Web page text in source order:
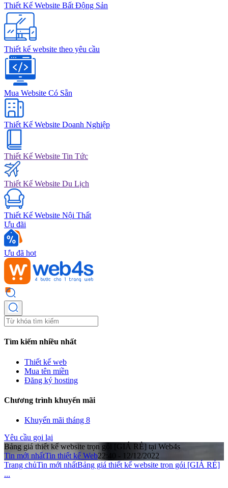
Thiết Kế Website Bất Động Sản
Thiết kế website theo yêu cầu
Mua Website Có Sẵn
Thiết Kế Website Doanh Nghiệp
Thiết Kế Website Tin Tức
Thiết Kế Website Du Lịch
Thiết Kế Website Nội Thất
Ưu đãi
Ưu đã hot
Tìm kiếm nhiều nhất
Thiết kế web
Mua tên miền
Đăng ký hosting
Chương trình khuyến mãi
Khuyến mãi tháng 8
Yêu cầu gọi lại
Bảng giá thiết kế website trọn gói [GIÁ RẺ] tại Web4s
Tin mới nhấtTin thiết kế Web22:40 - 12/12/2022
Trang chủTin mới nhấtBảng giá thiết kế website trọn gói [GIÁ RẺ]
...